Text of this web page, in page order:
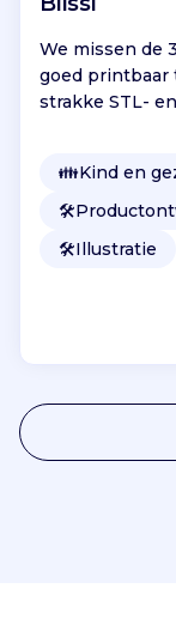
We missen de
goed printbaar
strakke STL-
👪Kind en
🛠️
🛠️Illustratie